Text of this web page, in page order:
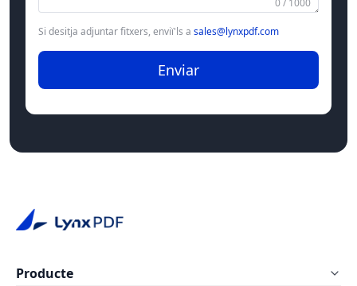
0 / 1000
Si desitja adjuntar fitxers, enviï'ls a sales@lynxpdf.com
Enviar
Producte